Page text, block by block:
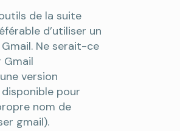
de la suite
d’utiliser un
Ne serait-ce
Gmail
version
pour
nom de
gmail).